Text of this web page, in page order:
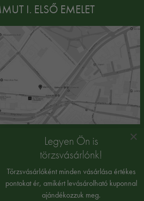
I. ELSŐ EMELET
×
Legyen Ön is
törzsvásárlónk!
Törzsvásárlóként minden vásárlása értékes
pontokat ér, amikért levásárolható kuponnal
ajándékozzuk meg.